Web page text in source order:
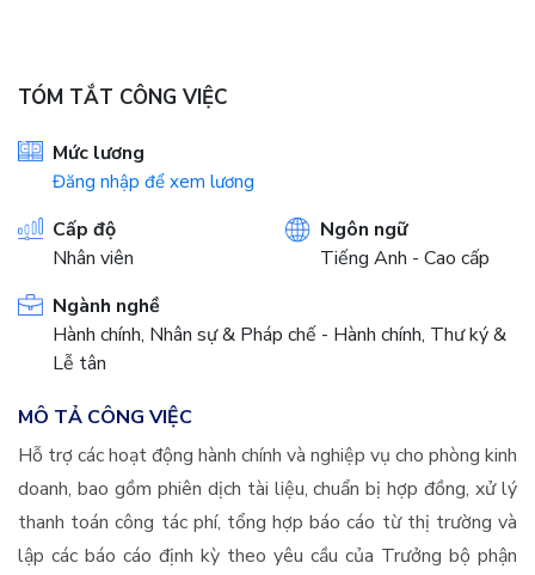
TÓM TẮT CÔNG VIỆC
Mức lương
Đăng nhập để xem lương
Cấp độ
Nhân viên
Ngôn ngữ
Tiếng Anh - Cao cấp
Ngành nghề
Hành chính, Nhân sự & Pháp chế - Hành chính, Thư ký &
Lễ tân
MÔ TẢ CÔNG VIỆC
Hỗ trợ các hoạt động hành chính và nghiệp vụ cho phòng kinh
doanh, bao gồm phiên dịch tài liệu, chuẩn bị hợp đồng, xử lý
thanh toán công tác phí, tổng hợp báo cáo từ thị trường và
lập các báo cáo định kỳ theo yêu cầu của Trưởng bộ phận